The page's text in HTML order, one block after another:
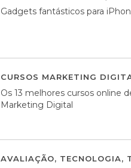
Gadgets fantásticos para
CURSOS MARKETING
Os 13 melhores cursos online
Marketing Digital
AVALIAÇÃO, TECNOLOGIA,